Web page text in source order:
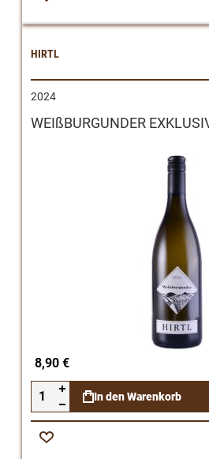
Zur
HIRTL
2024
WEIßBURGUNDER
8,90 €
In den Warenkorb
Zur